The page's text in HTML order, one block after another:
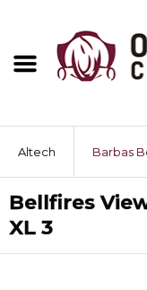
Altech Barbas
Bellfires
XL 3